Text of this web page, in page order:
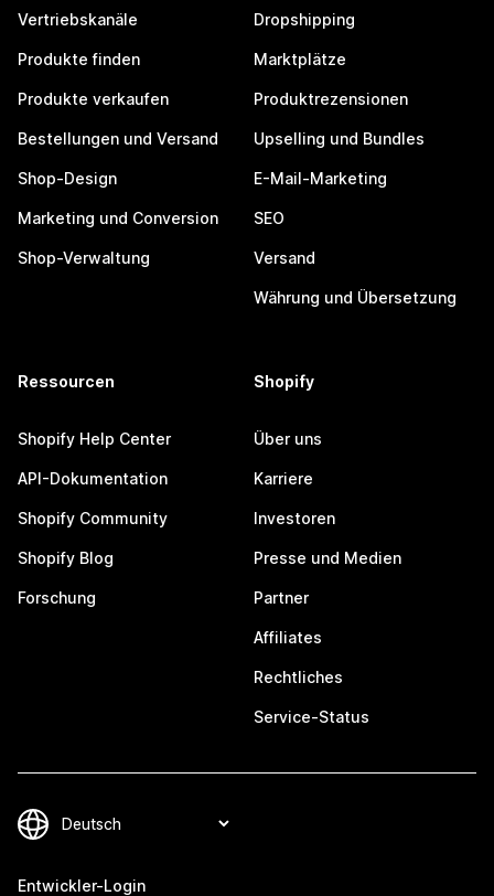
Vertriebskanäle
Produkte finden
Produkte verkaufen
Bestellungen und Versand
Shop-Design
Marketing und Conversion
Shop-Verwaltung
Dropshipping
Marktplätze
Produktrezensionen
Upselling und Bundles
E-Mail-Marketing
SEO
Versand
Währung und Übersetzung
Ressourcen
Shopify Help Center
API-Dokumentation
Shopify Community
Shopify Blog
Forschung
Shopify
Über uns
Karriere
Investoren
Presse und Medien
Partner
Affiliates
Rechtliches
Service-Status
Entwickler-Login